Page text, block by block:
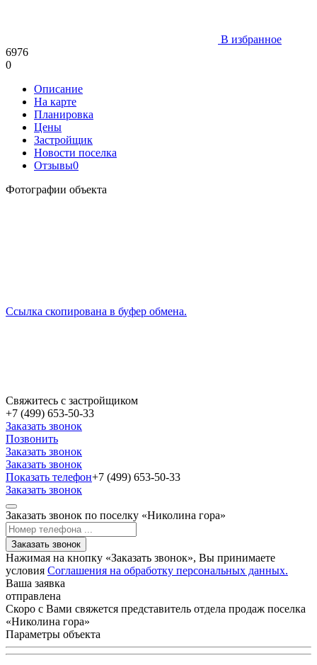
В избранное
6976
0
Описание
На карте
Планировка
Цены
Застройщик
Новости поселка
Отзывы0
Фотографии объекта
Ссылка скопирована в буфер обмена.
Свяжитесь с застройщиком
+7 (499) 653-50-33
Заказать звонок
Позвонить
Заказать звонок
Заказать звонок
Показать телефон+7 (499) 653-50-33
Заказать звонок
Заказать звонок по поселку «Николина гора»
Заказать звонок
Нажимая на кнопку «Заказать звонок», Вы принимаете
условия Соглашения на обработку персональных данных.
Ваша заявка
отправлена
Скоро с Вами свяжется представитель отдела продаж поселка
«Николина гора»
Параметры объекта